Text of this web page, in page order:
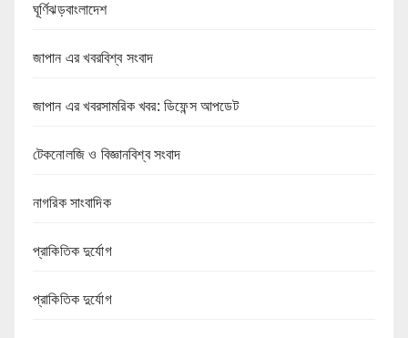
ঘূর্ণিঝড়বাংলাদেশ
জাপান এর খবরবিশ্ব সংবাদ
জাপান এর খবরসামরিক খবর: ডিফেন্স আপডেট
টেকনোলজি ও বিজ্ঞানবিশ্ব সংবাদ
নাগরিক সাংবাদিক
প্রাকিতিক দুর্যোগ
প্রাকিতিক দুর্যোগ